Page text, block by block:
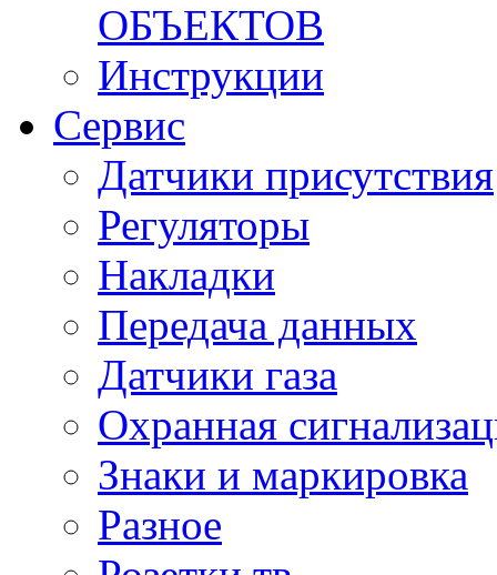
ОБЪЕКТОВ
Инструкции
Сервис
Датчики присутствия
Регуляторы
Накладки
Передача данных
Датчики газа
Охранная
Знаки и маркировка
Разное